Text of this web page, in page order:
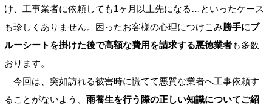
け、工事業者に依頼しても1ヶ月以上先になる…といったケース
も珍しくありません。困ったお客様の心理につけこみ勝手にブ
ルーシートを掛けた後で高額な費用を請求する悪徳業者も多数
おります。
今回は、突如訪れる被害時に慌てて悪質な業者へ工事依頼す
ることがないよう、 雨養生を行う際の正しい知識についてご紹